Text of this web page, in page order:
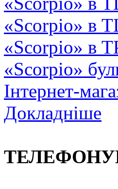
«Scorpio» в
«Scorpio» в
«Scorpio»
Інтернет-
Докладніше